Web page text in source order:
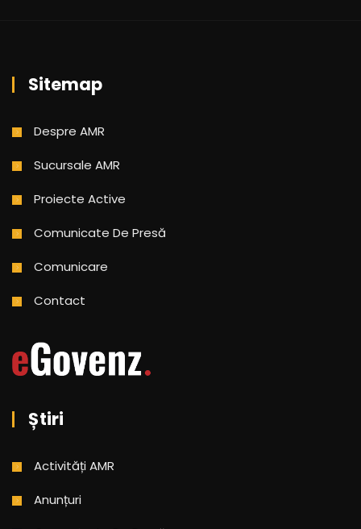
Sitemap
Despre AMR
Sucursale AMR
Proiecte Active
Comunicate De Presă
Comunicare
Contact
Știri
Activități AMR
Anunțuri